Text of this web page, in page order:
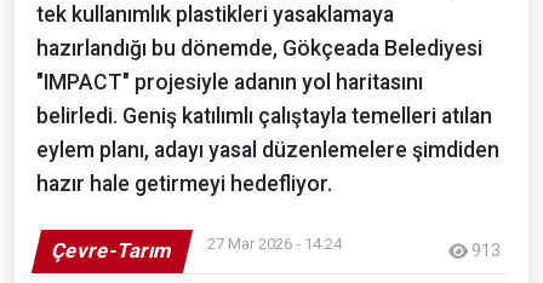
tek kullanımlık plastikleri yasaklamaya
hazırlandığı bu dönemde, Gökçeada Belediyesi
"IMPACT" projesiyle adanın yol haritasını
belirledi. Geniş katılımlı çalıştayla temelleri atılan
eylem planı, adayı yasal düzenlemelere şimdiden
hazır hale getirmeyi hedefliyor.
Çevre-Tarım 27 Mar 2026 - 14:24 913